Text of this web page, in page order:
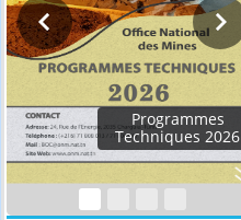
Programmes
Techniques 2026